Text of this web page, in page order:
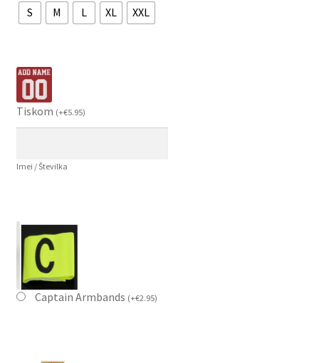
S
M L XL XXL
Tiskom (+€5.95)
Imei / Številka
Captain Armbands (+€2.95)